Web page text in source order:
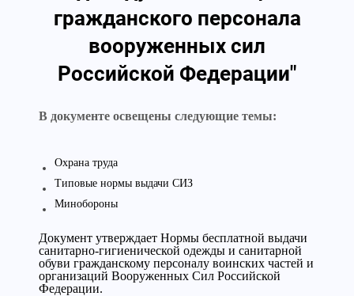
гражданского персонала
вооруженных сил
Российской Федерации"
В документе освещены следующие темы:
Охрана труда
Типовые нормы выдачи СИЗ
Минобороны
Документ утверждает Нормы бесплатной выдачи
санитарно-гигиенической одежды и санитарной
обуви гражданскому персоналу воинских частей и
организаций Вооруженных Сил Российской
Федерации.